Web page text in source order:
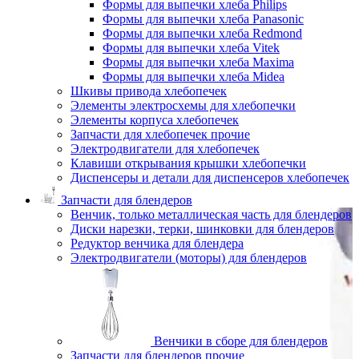
Формы для выпечки хлеба Philips
Формы для выпечки хлеба Panasonic
Формы для выпечки хлеба Redmond
Формы для выпечки хлеба Vitek
Формы для выпечки хлеба Maxima
Формы для выпечки хлеба Midea
Шкивы привода хлебопечек
Элементы электросхемы для хлебопечки
Элементы корпуса хлебопечек
Запчасти для хлебопечек прочие
Электродвигатели для хлебопечек
Клавиши открывания крышки хлебопечки
Диспенсеры и детали для диспенсеров хлебопечек
Запчасти для блендеров
Венчик, только металлическая часть для блендеров
Диски нарезки, терки, шинковки для блендеров
Редуктор венчика для блендера
Электродвигатели (моторы) для блендеров
Венчики в сборе для блендеров
Запчасти для блендеров прочие